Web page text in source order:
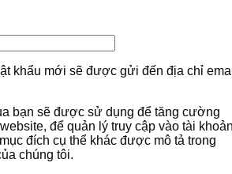
khẩu mới sẽ được gửi đến địa chỉ
bạn sẽ được sử dụng để tăng cường
để quản lý truy cập vào tài
đích cụ thể khác được mô tả trong
chúng tôi.